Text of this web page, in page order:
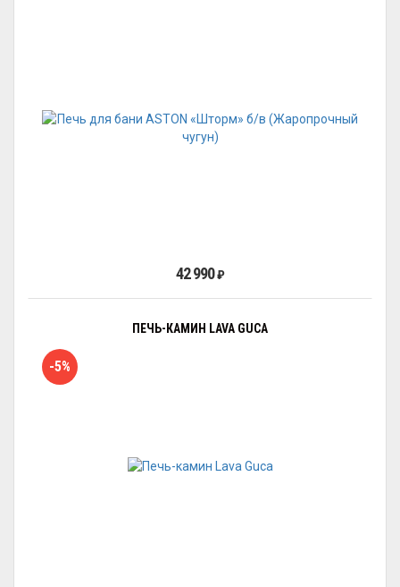
42 990₽
ПЕЧЬ-КАМИН LAVA GUCA
-5%